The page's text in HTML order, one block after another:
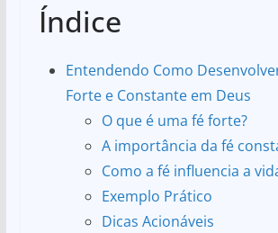
Índice
Entendendo Como
Forte e Constante em Deus
O que é uma fé forte?
A importância da fé
Como a fé influencia a
Exemplo Prático
Dicas Acionáveis